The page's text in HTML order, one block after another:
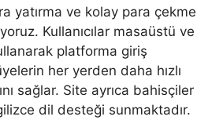
yatırma ve kolay para çekme
Kullanıcılar masaüstü ve
platforma giriş
her yerden daha hızlı
sağlar. Site ayrıca bahisçiler
dil desteği sunmaktadır.